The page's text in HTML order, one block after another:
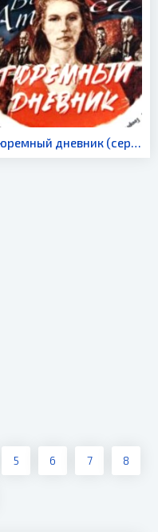
Тюремный дневник (сериал 2024)
5 6 7 8